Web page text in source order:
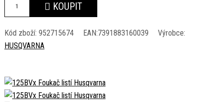
KOUPIT
Kód zboží: 952715674 EAN:7391883160039
Výrobce:
HUSQVARNA